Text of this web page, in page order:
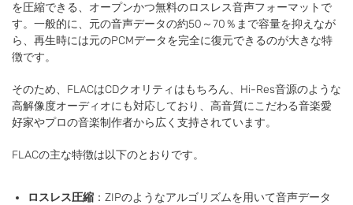
を圧縮できる、オープンかつ無料のロスレス音声フォーマットで
す。一般的に、元の音声データの約50～70％まで容量を抑えなが
ら、再生時には元のPCMデータを完全に復元できるのが大きな特
徴です。
そのため、FLACはCDクオリティはもちろん、Hi-Res音源のような
高解像度オーディオにも対応しており、高音質にこだわる音楽愛
好家やプロの音楽制作者から広く支持されています。
FLACの主な特徴は以下のとおりです。
ロスレス圧縮 ：ZIPのようなアルゴリズムを用いて音声データ